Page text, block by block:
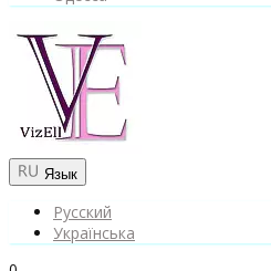
Язык
Русский
Українська